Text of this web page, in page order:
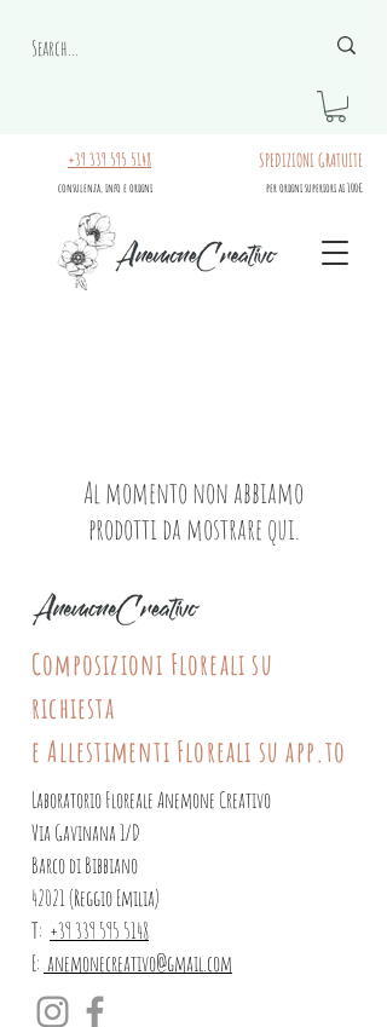
SPEDIZIONI GRATUITE
per ordini superiori ai 100€
+39 339 595 5148
consulenza, info e ordini
Al momento non abbiamo
prodotti da mostrare qui.
Composizioni Floreali su
richiesta
e Allestimenti Floreali su app.to
Laboratorio Floreale Anemone Creativo
Via Gavinana 1/D
Barco di Bibbiano
42021 (Reggio Emilia)
T: +39 339 595 5148
E: anemonecreativo@gmail.com